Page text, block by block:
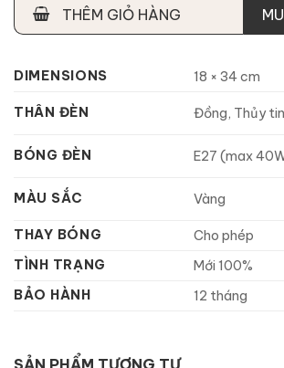
THÊM GIỎ HÀNG
DIMENSIONS 18 × 34 cm
THÂN ĐÈN Đồng, Thủy
BÓNG ĐÈN E27 (max
MÀU SẮC Vàng
THAY BÓNG
Cho phép
TÌNH TRẠNG
Mới 100%
BẢO HÀNH
12 tháng
SẢN PHẨM TƯƠNG TỰ